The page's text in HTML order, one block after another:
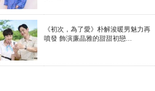
《初次，為了愛》朴解浚暖男魅力再
噴發 飾演廉晶雅的甜甜初戀...